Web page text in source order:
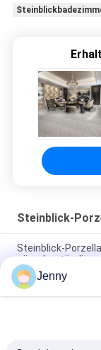
Steinblick-
Steinblick-
säurebeständig
30 x 60 cm
Baumaterial-
Rustikale
Jenny